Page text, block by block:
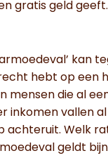
gratis geld geeft.
kan
hebt op een
mensen die al
vallen
Welk
geldt